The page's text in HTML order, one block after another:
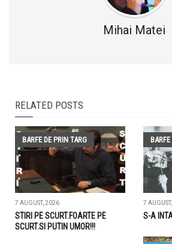
Mihai Matei
RELATED POSTS
BARFE DE PRIN TARG
7 AUGUST, 2026
STIRI PE SCURT.FOARTE PE
SCURT.SI PUTIN UMOR!!!
7
S-A